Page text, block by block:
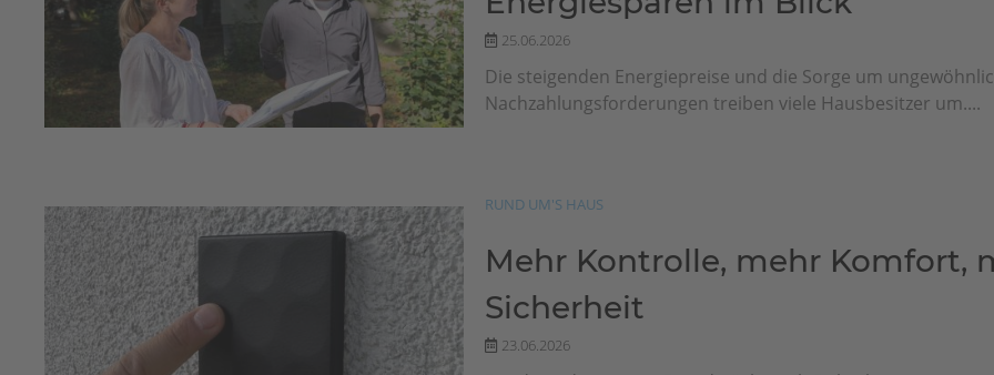
25.06.2026
Die steigenden Energiepreise und die Sorge um
Nachzahlungsforderungen treiben viele Hausbesitzer um....
RUND UM'S HAUS
Mehr Kontrolle, mehr Komfort,
Sicherheit
23.06.2026